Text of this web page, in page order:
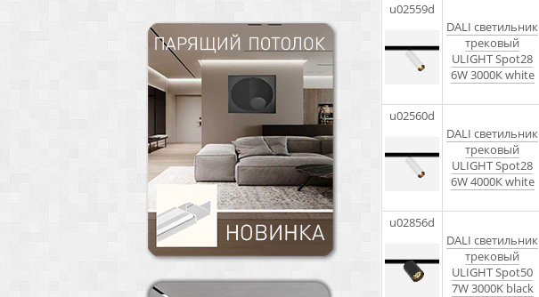
u02559d
DALI cветильник
трековый
ULIGHT Spot28
6W 3000К white
u02560d
DALI cветильник
трековый
ULIGHT Spot28
6W 4000К white
u02856d
DALI cветильник
трековый
ULIGHT Spot50
7W 3000K black